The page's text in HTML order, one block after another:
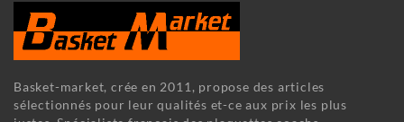
Basket-market, crée en 2011, propose des articles
sélectionnés pour leur qualités et-ce aux prix les plus